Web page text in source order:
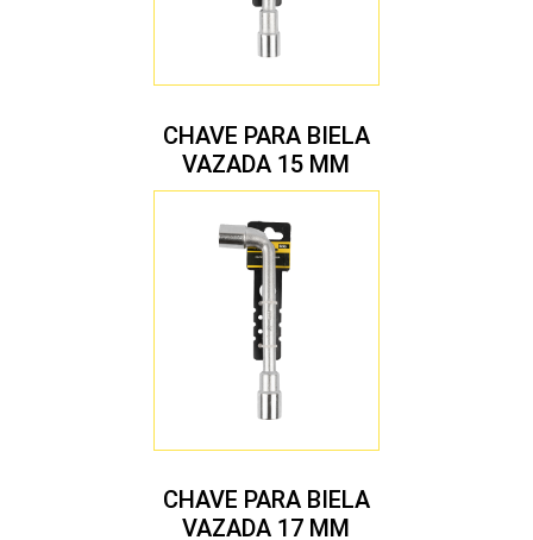
CHAVE PARA BIELA
VAZADA 15 MM
CHAVE PARA BIELA
VAZADA 17 MM